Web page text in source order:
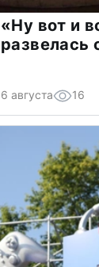
«Ну вот и
6 августа 16